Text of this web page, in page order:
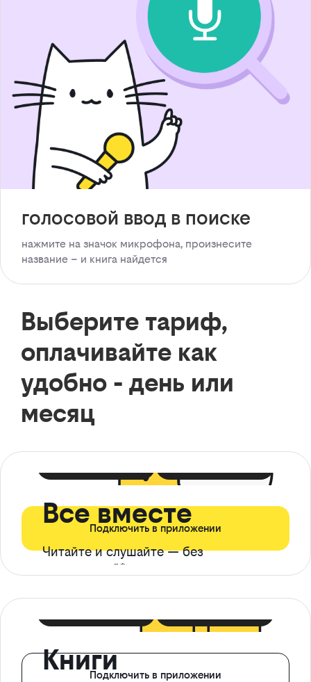
голосовой ввод в поиске
нажмите на значок микрофона, произнесите
название – и книга найдется
Выберите тариф,
оплачивайте как
удобно - день или
месяц
Все вместе
Читайте и слушайте — без
ограничений*
Подключить в приложении
КнигиПодключить в приложении